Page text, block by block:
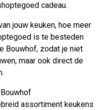
cadeau.
jouw keuken, hoe meer
is te besteden
Bouwhof, zodat je niet
maar ook direct de
Bouwhof
assortiment keukens